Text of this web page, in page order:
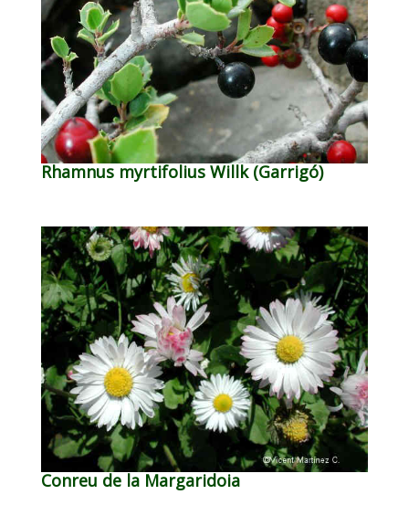
Rhamnus myrtifolius Willk (Garrigó)
Conreu de la Margaridoia